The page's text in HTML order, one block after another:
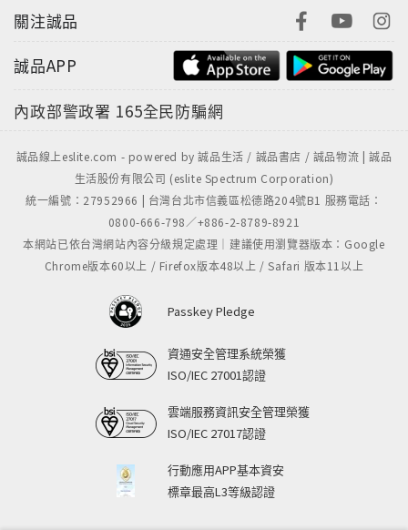
關注誠品
誠品APP
內政部警政署 165全民防騙網
誠品線上eslite.com - powered by 誠品生活 / 誠品書店 / 誠品物流 | 誠品
生活股份有限公司 (eslite Spectrum Corporation)
統一編號：27952966 | 台灣台北市信義區松德路204號B1 服務電話：
0800-666-798／+886-2-8789-8921
本網站已依台灣網站內容分級規定處理｜建議使用瀏覽器版本：Google
Chrome版本60以上 / Firefox版本48以上 / Safari 版本11以上
Passkey Pledge
資通安全管理系統榮獲
ISO/IEC 27001認證
雲端服務資訊安全管理榮獲
ISO/IEC 27017認證
行動應用APP基本資安
標章最高L3等級認證